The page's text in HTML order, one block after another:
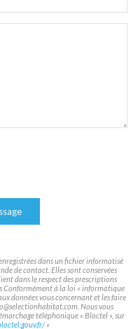
dans un fichier informatisé
de contact. Elles sont conservées
dans le respect des prescriptions
Conformément à la loi « informatique
données vous concernant et les faire
Nous vous
téléphonique « Bloctel », sur
»